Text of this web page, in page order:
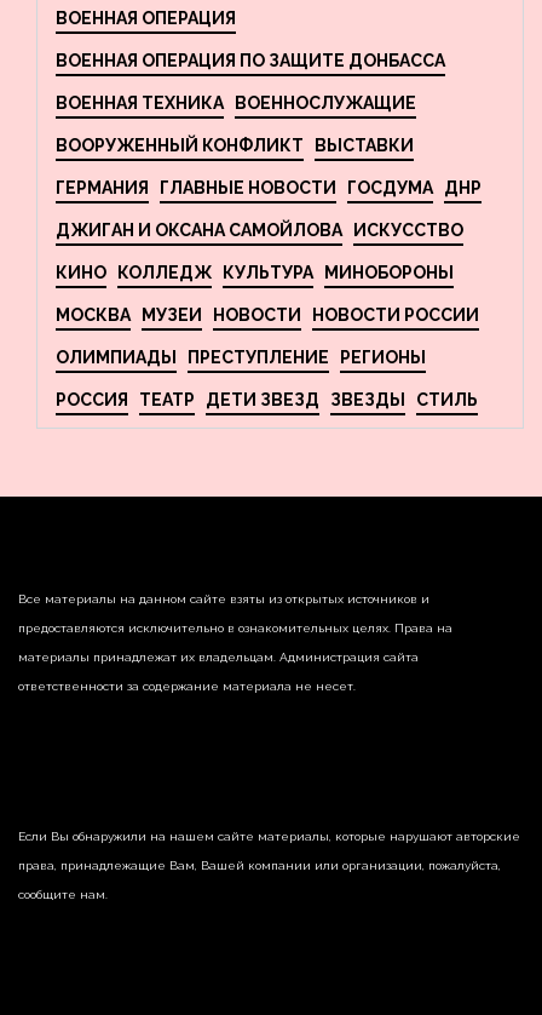
ВОЕННАЯ ОПЕРАЦИЯ
ВОЕННАЯ ОПЕРАЦИЯ ПО ЗАЩИТЕ ДОНБАССА
ВОЕННАЯ ТЕХНИКА ВОЕННОСЛУЖАЩИЕ
ВООРУЖЕННЫЙ КОНФЛИКТ ВЫСТАВКИ
ГЕРМАНИЯ ГЛАВНЫЕ НОВОСТИ ГОСДУМА ДНР
ДЖИГАН И ОКСАНА САМОЙЛОВА ИСКУССТВО
КИНО КОЛЛЕДЖ КУЛЬТУРА МИНОБОРОНЫ
МОСКВА МУЗЕИ НОВОСТИ НОВОСТИ РОССИИ
ОЛИМПИАДЫ ПРЕСТУПЛЕНИЕ РЕГИОНЫ
РОССИЯ ТЕАТР ДЕТИ ЗВЕЗД ЗВЕЗДЫ СТИЛЬ
Все материалы на данном сайте взяты из открытых источников и
предоставляются исключительно в ознакомительных целях. Права на
материалы принадлежат их владельцам. Администрация сайта
ответственности за содержание материала не несет.
Если Вы обнаружили на нашем сайте материалы, которые нарушают авторские
права, принадлежащие Вам, Вашей компании или организации, пожалуйста,
сообщите нам.